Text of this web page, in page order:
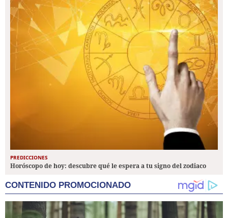
PREDICCIONES
Horóscopo de hoy: descubre qué le espera a tu signo del zodiaco
CONTENIDO PROMOCIONADO